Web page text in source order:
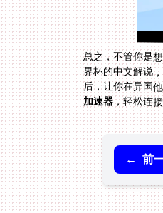
总之，不管你是
界杯的中文解说，
后，让你在异国
加速器，轻松连
← 前